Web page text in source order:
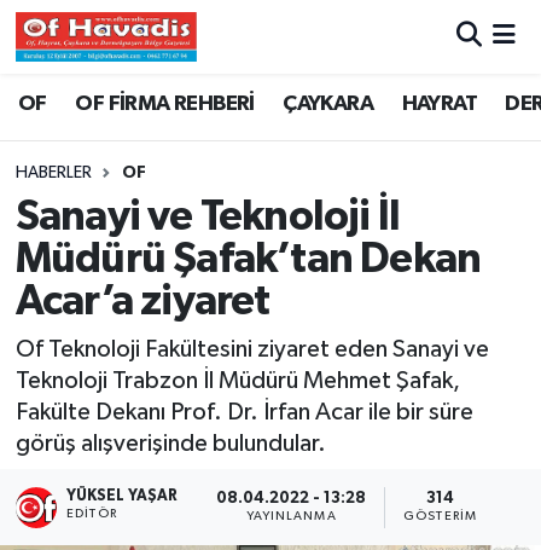
OF OF FİRMA REHBERİ ÇAYKARA HAYRAT
HABERLER OF
Sanayi ve Teknoloji İl
Müdürü Şafak’tan Dekan
Acar’a ziyaret
Of Teknoloji Fakültesini ziyaret eden Sanayi ve
Teknoloji Trabzon İl Müdürü Mehmet Şafak,
Fakülte Dekanı Prof. Dr. İrfan Acar ile bir süre
görüş alışverişinde bulundular.
YÜKSEL YAŞAR
EDITÖR
08.04.2022 - 13:28
YAYINLANMA
314
GÖSTERIM
Trabzon Nöbetçi Eczaneler
Trabzon Namaz Vakitleri
Trabzon Trafik Yoğunluk Haritası
Süper Lig Puan Durumu ve Fikstür
Tüm Manşetler
Son Dakika Haberleri
Haber Arşivi